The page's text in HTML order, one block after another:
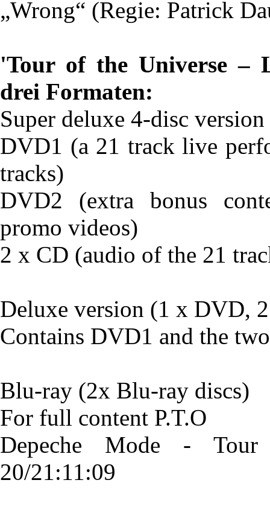
„Wrong“ (Regie: Patrick
'Tour of the Universe –
drei Formaten:
Super deluxe 4-disc
DVD1 (a 21 track live
tracks)
DVD2 (extra bonus
promo videos)
2 x CD (audio of the 21
Deluxe version (1 x DVD,
Contains DVD1 and the
Blu-ray (2x Blu-ray discs)
For full content P.T.O
Depeche Mode -
20/21:11:09